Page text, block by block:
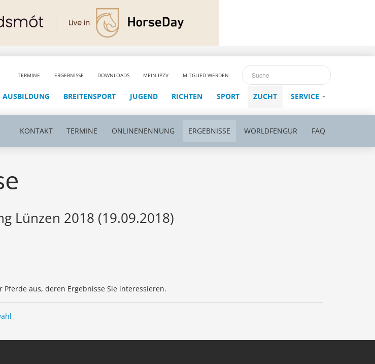
TERMINE ERGEBNISSE DOWNLOADS MEIN.IPZV MITGLIED WERDEN
AUSBILDUNG BREITENSPORT JUGEND RICHTEN SPORT ZUCHT SERVICE
KONTAKT TERMINE ONLINENENNUNG ERGEBNISSE WORLDFENGUR FAQ
Lünzen 2018 (19.09.2018)
aus, deren Ergebnisse Sie interessieren.